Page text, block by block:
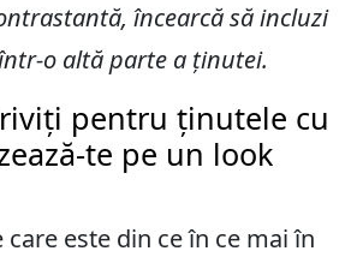
încearcă să incluzi
o altă parte a ținutei.
pentru ținutele cu
te pe un look
care este din ce în ce mai în